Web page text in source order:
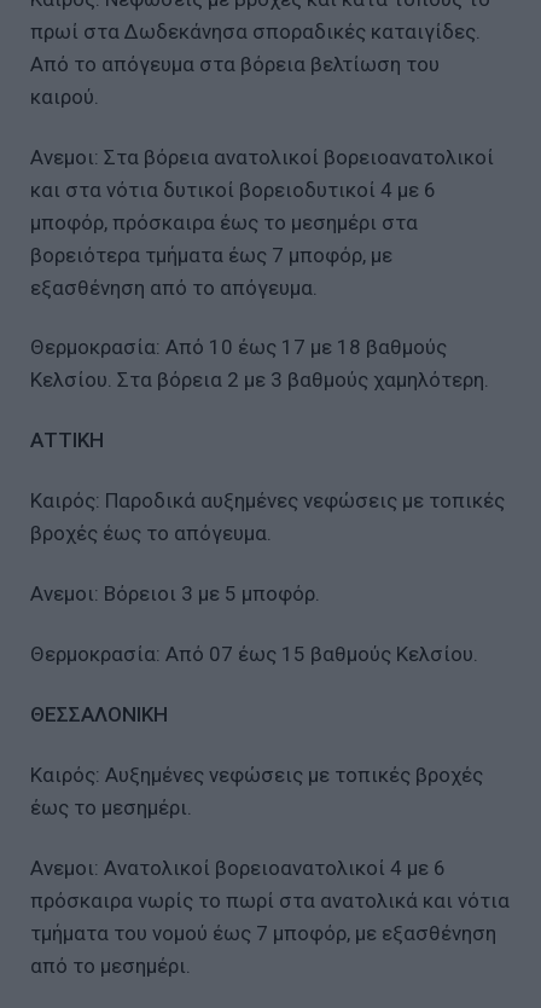
πρωί στα Δωδεκάνησα σποραδικές καταιγίδες.
Από το απόγευμα στα βόρεια βελτίωση του
καιρού.
Ανεμοι: Στα βόρεια ανατολικοί βορειοανατολικοί
και στα νότια δυτικοί βορειοδυτικοί 4 με 6
μποφόρ, πρόσκαιρα έως το μεσημέρι στα
βορειότερα τμήματα έως 7 μποφόρ, με
εξασθένηση από το απόγευμα.
Θερμοκρασία: Από 10 έως 17 με 18 βαθμούς
Κελσίου. Στα βόρεια 2 με 3 βαθμούς χαμηλότερη.
ΑΤΤΙΚΗ
Καιρός: Παροδικά αυξημένες νεφώσεις με τοπικές
βροχές έως το απόγευμα.
Ανεμοι: Βόρειοι 3 με 5 μποφόρ.
Θερμοκρασία: Από 07 έως 15 βαθμούς Κελσίου.
ΘΕΣΣΑΛΟΝΙΚΗ
Καιρός: Αυξημένες νεφώσεις με τοπικές βροχές
έως το μεσημέρι.
Ανεμοι: Ανατολικοί βορειοανατολικοί 4 με 6
πρόσκαιρα νωρίς το πωρί στα ανατολικά και νότια
τμήματα του νομού έως 7 μποφόρ, με εξασθένηση
από το μεσημέρι.